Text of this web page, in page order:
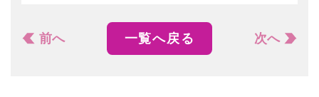
前へ 一覧へ戻る 次へ